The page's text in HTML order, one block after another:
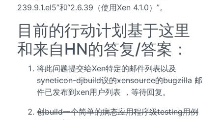
239.9.1.el5”和“2.6.39（使用Xen 4.1.0）”。
目前的行动计划基于这里
和来自HN的答复/答案：
将此问题提交给Xen特定的邮件列表以及
syneticon-djbuild议的xensource的bugzilla 邮
件已发布到xen用户列表 ，等待回复。
创build一个简单的病态应用程序级testing用例